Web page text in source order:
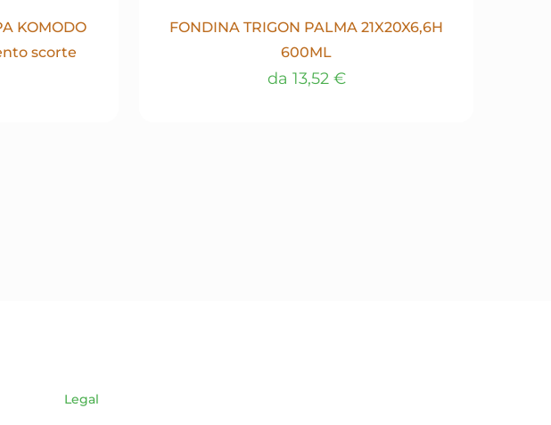
KOMODO
scorte
FONDINA TRIGON PALMA 21X20X6,6H
600ML
da 13,52 €
Legal